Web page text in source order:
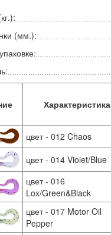
(мм.):
Характеристика
цвет - 012 Chaos
цвет - 014 Violet/Blue
цвет - 016
Lox/Green&Black
цвет - 017 Motor Oil
Pepper